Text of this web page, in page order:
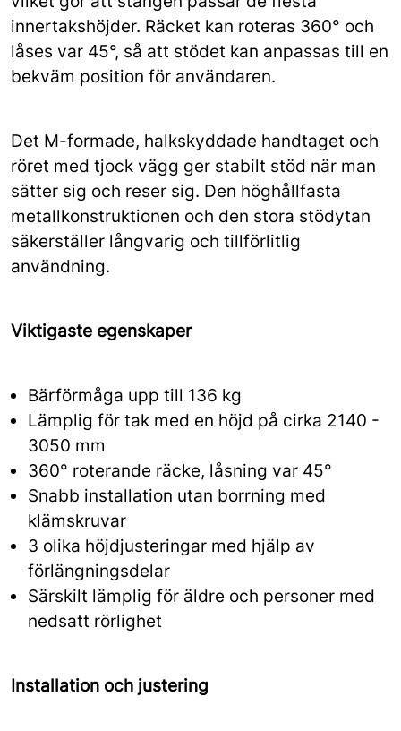
innertakshöjder. Räcket kan roteras 360° och
låses var 45°, så att stödet kan anpassas till en
bekväm position för användaren.
Det M-formade, halkskyddade handtaget och
röret med tjock vägg ger stabilt stöd när man
sätter sig och reser sig. Den höghållfasta
metallkonstruktionen och den stora stödytan
säkerställer långvarig och tillförlitlig
användning.
Viktigaste egenskaper
Bärförmåga upp till 136 kg
Lämplig för tak med en höjd på cirka 2140 -
3050 mm
360° roterande räcke, låsning var 45°
Snabb installation utan borrning med
klämskruvar
3 olika höjdjusteringar med hjälp av
förlängningsdelar
Särskilt lämplig för äldre och personer med
nedsatt rörlighet
Installation och justering